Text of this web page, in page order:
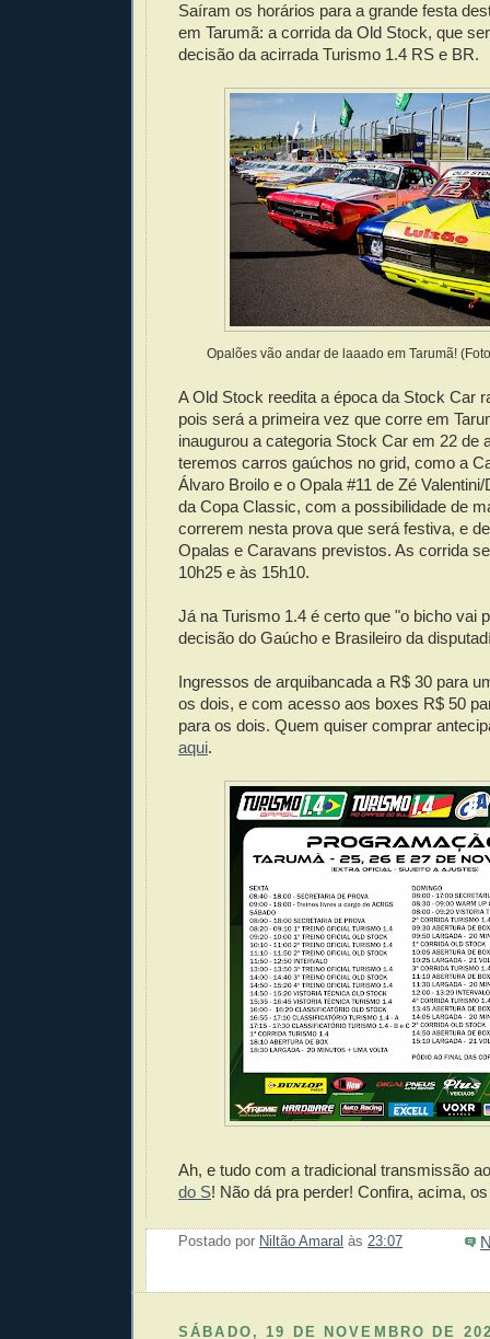
Saíram os horários para a grande festa
em Tarumã: a corrida da Old Stock, que
decisão da acirrada Turismo 1.4 RS e BR.
Opalões vão andar de laaado em Tarumã!
A Old Stock reedita a época da Stock Car
pois será a primeira vez que corre em
inaugurou a categoria Stock Car em 22 de
teremos carros gaúchos no grid, como a
Álvaro Broilo e o Opala #11 de Zé
da Copa Classic, com a possibilidade de
correrem nesta prova que será festiva, e
Opalas e Caravans previstos. As corrida
10h25 e às 15h10.
Já na Turismo 1.4 é certo que "o bicho vai
decisão do Gaúcho e Brasileiro da
Ingressos de arquibancada a R$ 30 para
os dois, e com acesso aos boxes R$ 50
para os dois. Quem quiser comprar
aqui.
Ah, e tudo com a tradicional transmissão
do S! Não dá pra perder! Confira, acima,
Postado por Niltão Amaral às 23:07
SÁBADO, 19 DE NOVEMBRO DE